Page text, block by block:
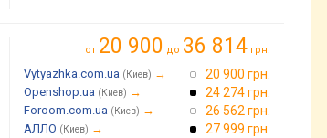
от 20 900 до 36 814 грн.
Vytyazhka.com.ua (Киев) → 20 900 грн.
Openshop.ua (Киев) → 24 274 грн.
Foroom.com.ua (Киев) → 26 562 грн.
АЛЛО (Киев) → 27 999 грн.